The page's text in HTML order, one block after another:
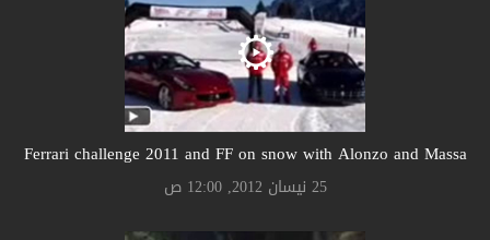
Ferrari challenge 2011 and FF on snow with Alonzo and Massa
25 نيسان 2012, 12:00 ص